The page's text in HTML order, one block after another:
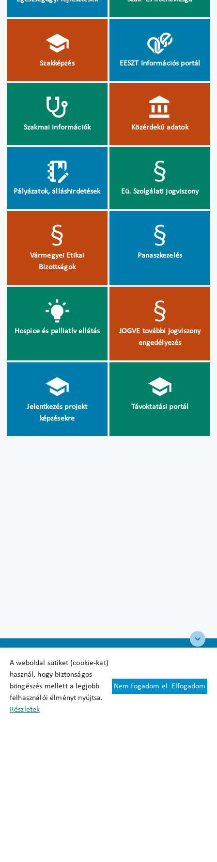
A weboldal sütiket (cookie-kat)
használ, hogy biztonságos
böngészés mellett a legjobb
felhasználói élményt nyújtsa.
Részletek
Nem fogadom el Elfogadom
Szakképzés EESZT Információs portál
Szakmai információk Közérdekű adatok
Pályázatok, álláshirdetések Eü. Szolgálati jogviszony
Vármegyei Etikai
Bizottságok
Panaszkezelés
Hospice és palliatív ellátás
JOGVE további jogviszony
engedélyezés
Jelentkezés projekt
képzésekre
Távoktatási portál
Felhasználási feltételek